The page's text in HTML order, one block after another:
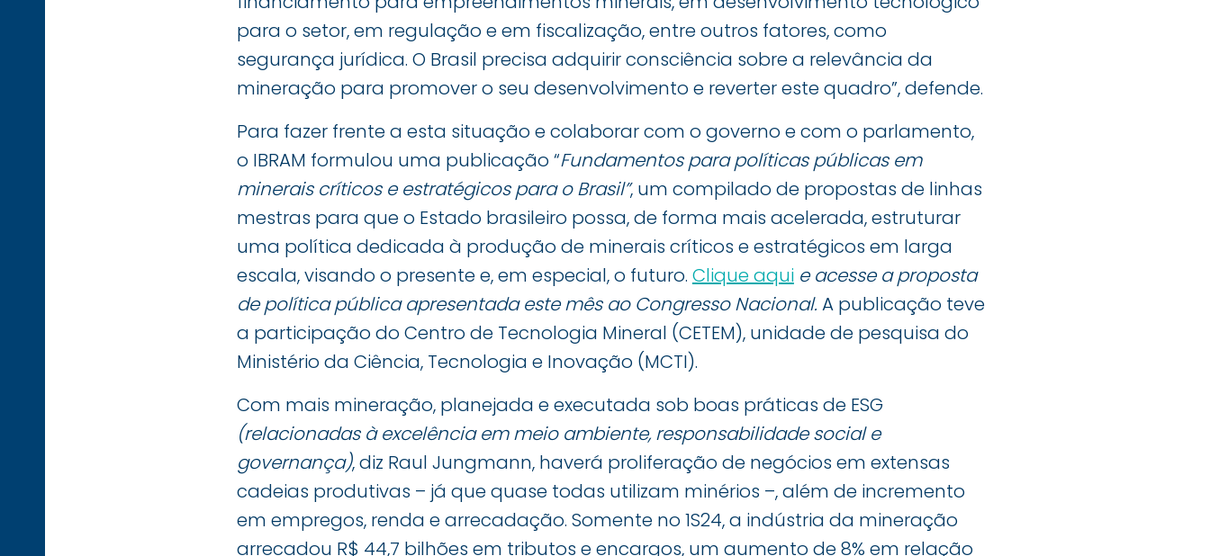
para o setor, em regulação e em fiscalização, entre outros fatores, como
segurança jurídica. O Brasil precisa adquirir consciência sobre a relevância da
mineração para promover o seu desenvolvimento e reverter este quadro”, defende.
Para fazer frente a esta situação e colaborar com o governo e com o parlamento,
o IBRAM formulou uma publicação “Fundamentos para políticas públicas em
minerais críticos e estratégicos para o Brasil”, um compilado de propostas de linhas
mestras para que o Estado brasileiro possa, de forma mais acelerada, estruturar
uma política dedicada à produção de minerais críticos e estratégicos em larga
escala, visando o presente e, em especial, o futuro. Clique aqui e acesse a proposta
de política pública apresentada este mês ao Congresso Nacional. A publicação teve
a participação do Centro de Tecnologia Mineral (CETEM), unidade de pesquisa do
Ministério da Ciência, Tecnologia e Inovação (MCTI).
Com mais mineração, planejada e executada sob boas práticas de ESG
(relacionadas à excelência em meio ambiente, responsabilidade social e
governança), diz Raul Jungmann, haverá proliferação de negócios em extensas
cadeias produtivas – já que quase todas utilizam minérios –, além de incremento
em empregos, renda e arrecadação. Somente no 1S24, a indústria da mineração
arrecadou R$ 44,7 bilhões em tributos e encargos, um aumento de 8% em relação